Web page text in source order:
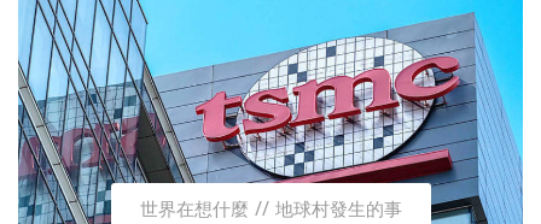
職場商業經濟
影片專區
關於我們
世界在想什麼 地球村發生的事